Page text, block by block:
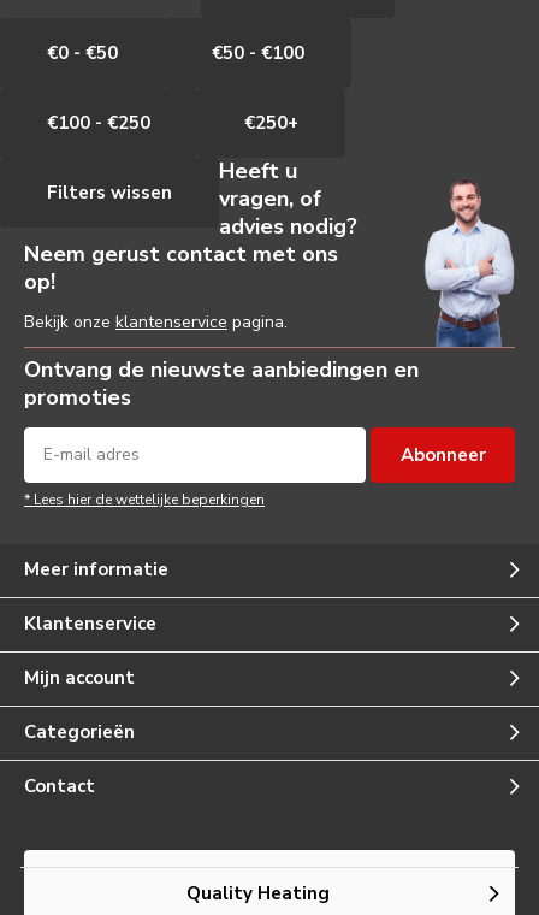
€0 - €50 €50 - €100
€100 - €250 €250+
Filters wissen
Heeft u
vragen, of
advies nodig?
Neem gerust contact met ons
op!
Bekijk onze klantenservice pagina.
Ontvang de nieuwste aanbiedingen en
promoties
Abonneer
* Lees hier de wettelijke beperkingen
Meer informatie
Klantenservice
Mijn account
Categorieën
Contact
Quality Heating